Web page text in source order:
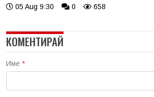
05 Aug 9:30 0 658
КОМЕНТИРАЙ
Име *